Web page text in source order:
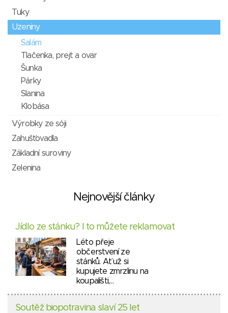
Tuky
Uzeniny
Salám
Tlačenka, prejt a ovar
Šunka
Párky
Slanina
Klobása
Výrobky ze sóji
Zahušťovadla
Základní suroviny
Zelenina
Nejnovější články
Jídlo ze stánku? I to můžete reklamovat
Léto přeje
občerstvení ze
stánků. Ať už si
kupujete zmrzlinu na
koupališti,…
Soutěž biopotravina slaví 25 let